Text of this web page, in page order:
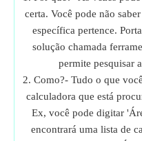
certa. Você pode não
específica pertence.
solução chamada
permite pesquisar
2. Como?- Tudo o que
calculadora que está
Ex, você pode digitar
encontrará uma lista de